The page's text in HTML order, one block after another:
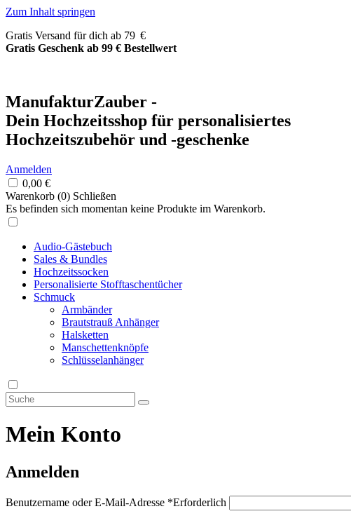
Zum Inhalt springen
Gratis Versand für dich ab 79 €
Gratis Geschenk ab 99 € Bestellwert
ManufakturZauber -
Dein Hochzeitsshop für personalisiertes
Hochzeitszubehör und -geschenke
Anmelden
0,00 €
Warenkorb (0) Schließen
Es befinden sich momentan keine Produkte im Warenkorb.
Audio-Gästebuch
Sales & Bundles
Hochzeitssocken
Personalisierte Stofftaschentücher
Schmuck
Armbänder
Brautstrauß Anhänger
Halsketten
Manschettenknöpfe
Schlüsselanhänger
Mein Konto
Anmelden
Benutzername oder E-Mail-Adresse *Erforderlich